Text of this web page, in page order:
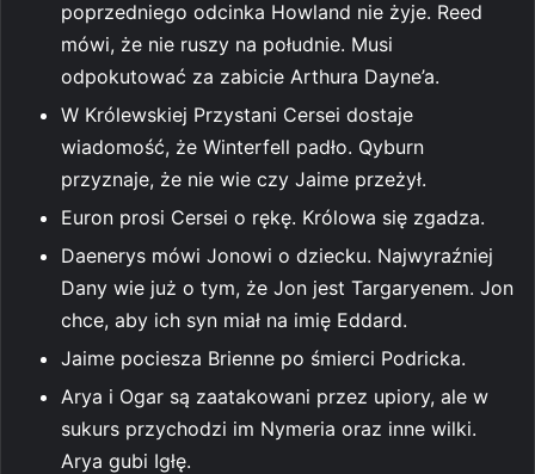
poprzedniego odcinka Howland nie żyje. Reed
mówi, że nie ruszy na południe. Musi
odpokutować za zabicie Arthura Dayne’a.
W Królewskiej Przystani Cersei dostaje
wiadomość, że Winterfell padło. Qyburn
przyznaje, że nie wie czy Jaime przeżył.
Euron prosi Cersei o rękę. Królowa się zgadza.
Daenerys mówi Jonowi o dziecku. Najwyraźniej
Dany wie już o tym, że Jon jest Targaryenem. Jon
chce, aby ich syn miał na imię Eddard.
Jaime pociesza Brienne po śmierci Podricka.
Arya i Ogar są zaatakowani przez upiory, ale w
sukurs przychodzi im Nymeria oraz inne wilki.
Arya gubi Igłę.